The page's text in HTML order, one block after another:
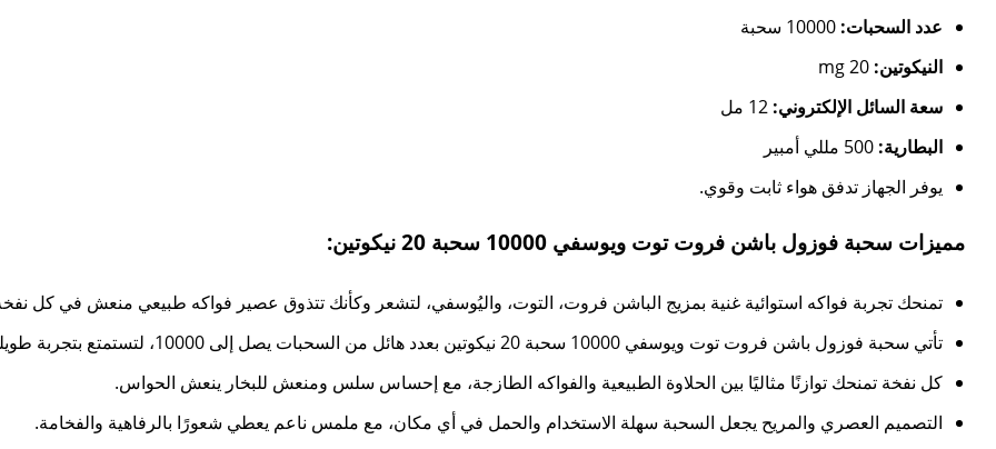
عدد السحبات:
النيكوتين:
سعة السائل الإلكتروني: 12 مل
البطارية:
يوفر الجهاز تدفق هواء ثابت وقوي.
مميزات سحبة فوزول باشن فروت توت ويوسفي 10000 سحبة 20 نيكوتين:
تمنحك تجربة فواكه استوائية غنية بمزيج الباشن فروت، التوت، واليُوسفي، لتشعر وكأنك تتذوق عصير فواكه طبيعي منعش في كل
تأتي سحبة فوزول باشن فروت توت ويوسفي 10000 سحبة 20 نيكوتين بعدد هائل من السحبات يصل إلى 10000، لتستمتع بتجربة طويلة وممتدة دون الحاجة لإعادة الشحن.
كل نفخة تمنحك توازنًا مثاليًا بين الحلاوة الطبيعية والفواكه الطازجة، مع إحساس سلس ومنعش للبخار ينعش الحواس.
التصميم العصري والمريح يجعل السحبة سهلة الاستخدام والحمل في أي مكان، مع ملمس ناعم يعطي شعورًا بالرفاهية والفخامة.